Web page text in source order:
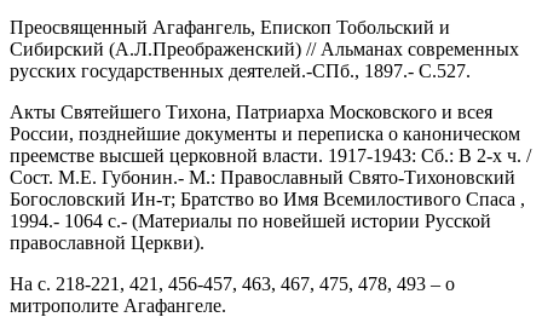
Преосвященный Агафангель, Епископ Тобольский и
Сибирский (А.Л.Преображенский) // Альманах современных
русских государственных деятелей.-СПб., 1897.- С.527.
Акты Святейшего Тихона, Патриарха Московского и всея
России, позднейшие документы и переписка о каноническом
преемстве высшей церковной власти. 1917-1943: Сб.: В 2-х ч. /
Сост. М.Е. Губонин.- М.: Православный Свято-Тихоновский
Богословский Ин-т; Братство во Имя Всемилостивого Спаса ,
1994.- 1064 с.- (Материалы по новейшей истории Русской
православной Церкви).
На с. 218-221, 421, 456-457, 463, 467, 475, 478, 493 – о
митрополите Агафангеле.